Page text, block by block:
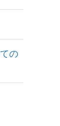
の